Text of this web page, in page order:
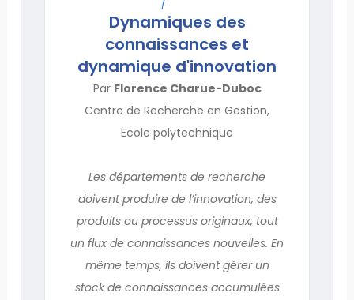
Dynamiques des
connaissances et
dynamique d'innovation
Par Florence Charue-Duboc
Centre de Recherche en Gestion,
Ecole polytechnique
Les départements de recherche
doivent produire de l’innovation, des
produits ou processus originaux, tout
un flux de connaissances nouvelles. En
même temps, ils doivent gérer un
stock de connaissances accumulées